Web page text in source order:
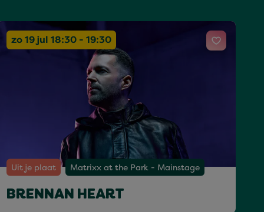
zo 19 jul 18:30 - 19:30
Uit je plaat Matrixx at the Park - Mainstage
BRENNAN HEART